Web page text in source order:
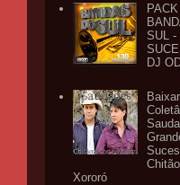
PACK
SUL -
DJ
Xororó